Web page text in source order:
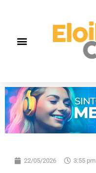
22/05/2026 3:55 pm